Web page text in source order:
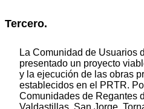
Tercero.
La Comunidad de Usuarios
presentado un proyecto
y la ejecución de las obras
establecidos en el PRTR.
Comunidades de Regantes
Valdastillas, San Jorge,